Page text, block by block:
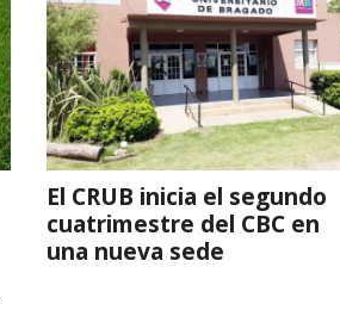
El CRUB inicia el segundo
cuatrimestre del CBC en
una nueva sede